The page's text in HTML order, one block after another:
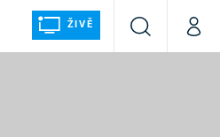
ŽIVĚ
VyhledáváníMůj